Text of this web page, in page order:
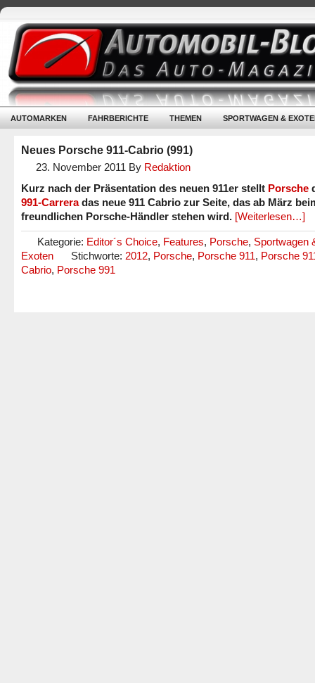
AUTOMARKEN FAHRBERICHTE THEMEN SPORTWAGEN &
Neues Porsche 911-Cabrio (991)
23. November 2011 By Redaktion
Kurz nach der Präsentation des neuen 911er stellt Porsche
991-Carreradas neue 911 Cabrio zur Seite, das ab März
freundlichen Porsche-Händler stehen wird. [Weiterlesen…]
Kategorie: Editor´s Choice, Features, Porsche, Sportwagen
Exoten
Stichworte: 2012, Porsche, Porsche 911, Porsche
Cabrio, Porsche 991